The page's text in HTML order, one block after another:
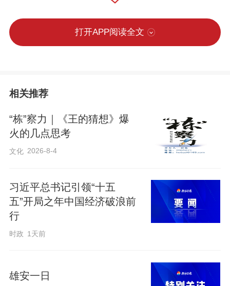
行“友谊勋章”颁授仪式，这枚中国国家对外
最高荣誉勋章不仅彰显中塞两国“铁杆友
致认为，中国是塞尔维亚的真挚朋友，也
是最重要、可信赖的经贸合作伙伴。塞中
两国友谊深厚，各领域合作成果丰硕，此
次元首会晤将为双方带来新的发展与合作
打开APP阅读全文
相关推荐
“栋”察力｜《王的猜想》爆
火的几点思考
文化 2026-8-4
习近平总书记引领“十五
五”开局之年中国经济破浪前
行
时政 1天前
雄安一日